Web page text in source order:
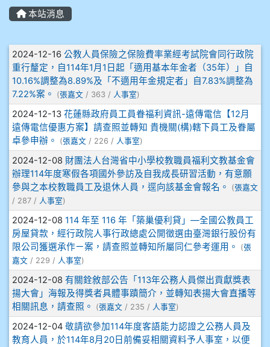
904彭子庭
905周沛蓉
905鄭瑀安
906江彥臻
907張晏寧
908彭主豪
909林柏翰
909林玉楓
909林朝智
910謝尚橙
910呂芃澔
本站消息
文章列表
2024-12-16 公教人員保險之保險費率業經考試院會同行政院
重行釐定，自114年1月1日起「適用基本年金者（35年）」自
10.16%調整為8.89%及「不適用年金規定者」自7.83%調整為
7.22%案。
(張嘉文 / 363 / 人事室)
2024-12-13 花蓮縣政府員工員眷福利資訊-遠傳電信【12月
遠傳電信優惠方案】請查照並轉知 貴機關(構)轄下員工及眷屬
卓參申辦。
(張嘉文 / 226 / 人事室)
2024-12-08 財團法人台灣省中小學校教職員福利文教基金會
辦理114年度寒假各項國外參訪及自我成長研習活動，有意願
參與之本校教職員工及退休人員，逕向該基金會報名。
(張嘉文
/ 287 / 人事室)
2024-12-08 114 年至 116 年「築巢優利貸」—全國公教員工
房屋貸款，經行政院人事行政總處公開徵選由臺灣銀行股份有
限公司獲選承作ㄧ案，請查照並轉知所屬同仁參考運用。
(張
嘉文 / 229 / 人事室)
2024-12-08 有關銓敘部公告「113年公務人員傑出貢獻獎表
揚大會」海報及得獎者具體事蹟簡介，並轉知表揚大會直播等
相關訊息，請查照。
(張嘉文 / 235 / 人事室)
2024-12-04 敬請欲參加114年度客語能力認證之公務人員及
教育人員，於114年8月20日前備妥相關資料予人事室，以便